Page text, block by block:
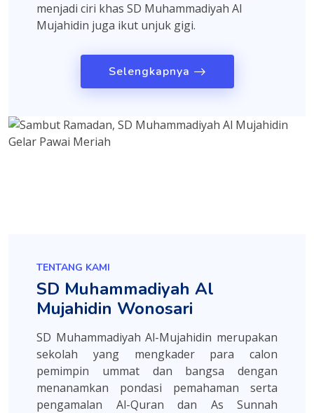
menjadi ciri khas SD Muhammadiyah Al
Mujahidin juga ikut unjuk gigi.
Selengkapnya
TENTANG KAMI
SD Muhammadiyah Al
Mujahidin Wonosari
SD Muhammadiyah Al-Mujahidin merupakan
sekolah yang mengkader para calon
pemimpin ummat dan bangsa dengan
menanamkan pondasi pemahaman serta
pengamalan Al-Quran dan As Sunnah